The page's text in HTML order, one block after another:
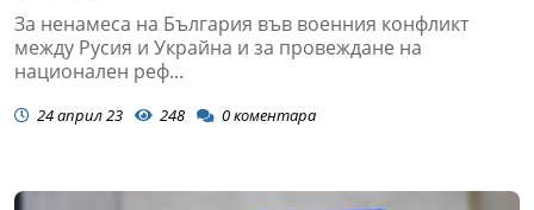
За ненамеса на България във военния конфликт
между Русия и Украйна и за провеждане на
национален реф...
24 април 23 248 0коментара